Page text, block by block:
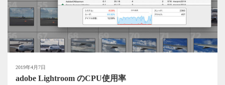
2019年4月7日
adobe Lightroom のCPU使用率